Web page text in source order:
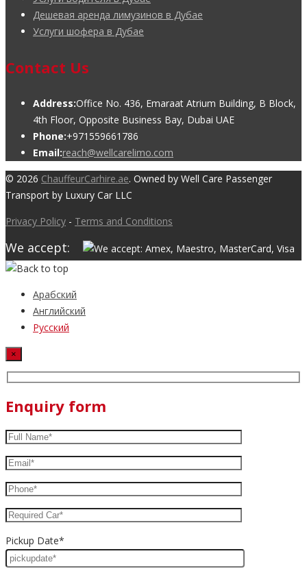
Дешевая аренда лимузинов в Дубае
Услуги шофера в Дубае
Contact Us
Address:Office No. 436, Emaraat Atrium Building, B Block,
4th Floor, Opposite Business Bay, Dubai UAE
Phone:+971559661786
Email:reach@wellcarelimo.com
© 2026 ChauffeurCarhire.ae. Owned by Well Care Passenger
Transport by Luxury Car LLC
Privacy Policy - Terms and Conditions
We accept:
Арабский
Английский
Русский
×
Enquiry form
Pickup Date*